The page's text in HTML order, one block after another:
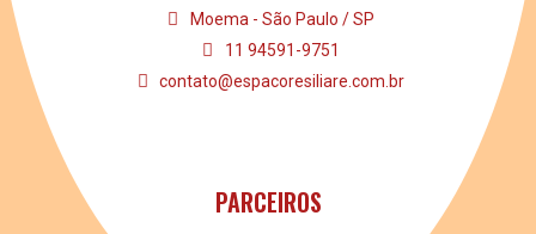
Moema - São Paulo / SP
11 94591-9751
contato@espacoresiliare.com.br
PARCEIROS